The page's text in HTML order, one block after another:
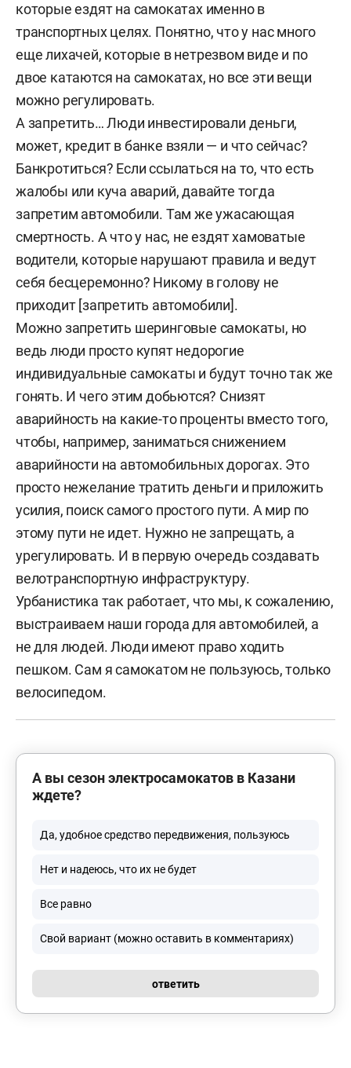
которые ездят на самокатах именно в
транспортных целях. Понятно, что у нас много
еще лихачей, которые в нетрезвом виде и по
двое катаются на самокатах, но все эти вещи
можно регулировать.
А запретить… Люди инвестировали деньги,
может, кредит в банке взяли — и что сейчас?
Банкротиться? Если ссылаться на то, что есть
жалобы или куча аварий, давайте тогда
запретим автомобили. Там же ужасающая
смертность. А что у нас, не ездят хамоватые
водители, которые нарушают правила и ведут
себя бесцеремонно? Никому в голову не
приходит [запретить автомобили].
Можно запретить шеринговые самокаты, но
ведь люди просто купят недорогие
индивидуальные самокаты и будут точно так же
гонять. И чего этим добьются? Снизят
аварийность на какие-то проценты вместо того,
чтобы, например, заниматься снижением
аварийности на автомобильных дорогах. Это
просто нежелание тратить деньги и приложить
усилия, поиск самого простого пути. А мир по
этому пути не идет. Нужно не запрещать, а
урегулировать. И в первую очередь создавать
велотранспортную инфраструктуру.
Урбанистика так работает, что мы, к сожалению,
выстраиваем наши города для автомобилей, а
не для людей. Люди имеют право ходить
пешком. Сам я самокатом не пользуюсь, только
велосипедом.
А вы сезон электросамокатов в Казани
ждете?
Да, удобное средство передвижения, пользуюсь
Нет и надеюсь, что их не будет
Все равно
Свой вариант (можно оставить в комментариях)
ответить